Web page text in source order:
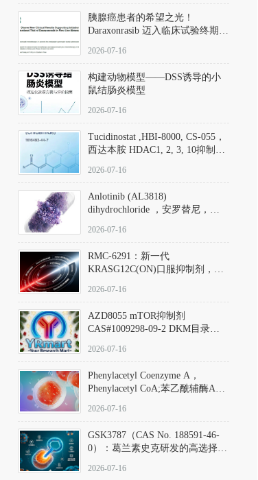
胰腺癌患者的希望之光！
Daraxonrasib 迈入临床试验终期阶
2026-07-16
构建动物模型——DSS诱导的小
鼠结肠炎模型
2026-07-16
Tucidinostat ,HBI-8000, CS-055，
西达本胺 HDAC1, 2, 3, 10抑制剂
D808567) - DKM活性分子
2026-07-16
Anlotinib (AL3818)
dihydrochloride ，安罗替尼，
Hydrochloride实验方法步骤SOP
2026-07-16
RMC-6291：新一代
KRASG12C(ON)口服抑制剂，
(Elironrasib)CAS#2641998-63-0
2026-07-16
AZD8055 mTOR抑制剂
CAS#1009298-09-2 DKM目录号
激酶抑制剂的深度剖析
2026-07-16
Phenylacetyl Coenzyme A，
Phenylacetyl CoA;苯乙酰辅酶A
2026-07-16
GSK3787（CAS No. 188591-46-
0）：葛兰素史克研发的高选择
抗剂，被广泛视为研究PPARδ核
2026-07-16